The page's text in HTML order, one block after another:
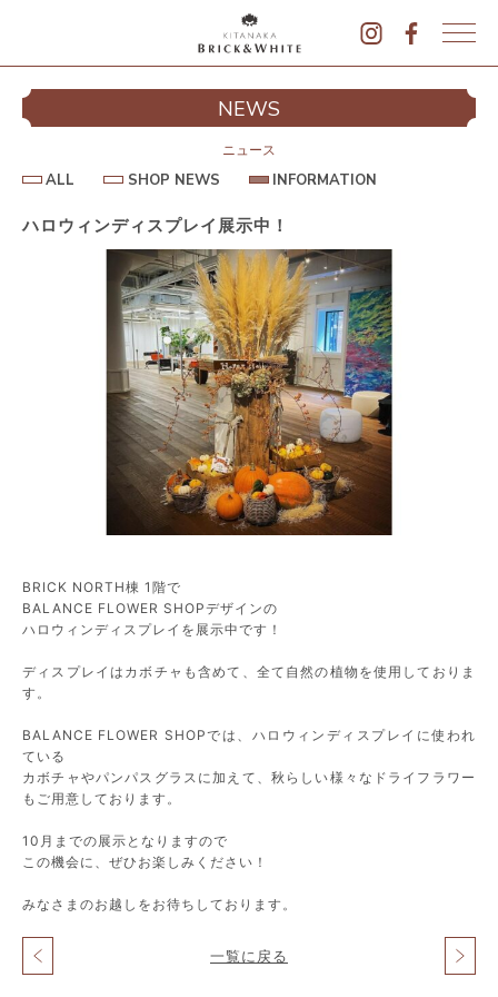
K
A
K
B
R
I
C
K
&
W
H
I
T
E
NEWS
ニュース
ALL
A SHOP NEWS
S
P
N
E
INFORMATION
I
O
R
M
A
I
O
N
ハロウィンディスプレイ展示中！
BRICK NORTH棟 1階で
BALANCE FLOWER SHOPデザインの
ハロウィンディスプレイを展示中です！
ディスプレイはカボチャも含めて、全て自然の植物を使用しておりま
す。
BALANCE FLOWER SHOPでは、ハロウィンディスプレイに使われ
ている
カボチャやパンパスグラスに加えて、秋らしい様々なドライフラワー
もご用意しております。
10月までの展示となりますので
この機会に、ぜひお楽しみください！
みなさまのお越しをお待ちしております。
一覧に戻る